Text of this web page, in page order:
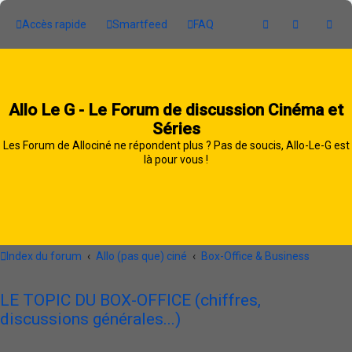
Accès rapide Smartfeed FAQ
Allo Le G - Le Forum de discussion Cinéma et
Séries
Les Forum de Allociné ne répondent plus ? Pas de soucis, Allo-Le-G est
là pour vous !
Index du forum Allo (pas que) ciné Box-Office & Business
LE TOPIC DU BOX-OFFICE (chiffres,
discussions générales...)